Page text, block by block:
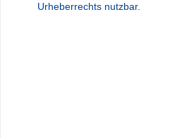
Urheberrechts nutzbar.